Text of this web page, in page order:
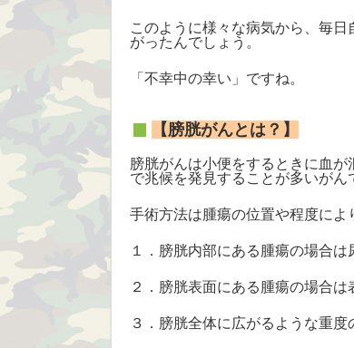
このように様々な病気から、毎
がったんでしょう。
「不幸中の幸い」ですね。
【膀胱がんとは？】
膀胱がんは小便をするときに血
で兆候を発見することが多いがん
手術方法は腫瘍の位置や程度によ
１．膀胱内部にある腫瘍の場合
２．膀胱表面にある腫瘍の場合は
３．膀胱全体に広がるような重度